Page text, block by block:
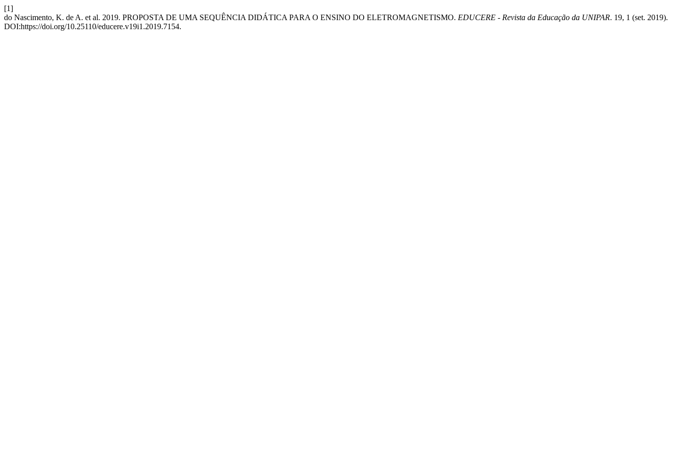
[1]
do Nascimento, K. de A. et al. 2019. PROPOSTA DE UMA SEQUÊNCIA DIDÁTICA PARA O ENSINO DO ELETROMAGNETISMO. EDUCERE - Revista da Educação da UNIPAR. 19, 1 (set. 2019).
DOI:https://doi.org/10.25110/educere.v19i1.2019.7154.